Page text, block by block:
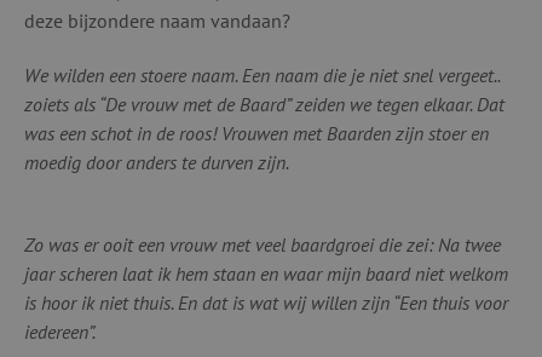
deze bijzondere naam vandaan?
We wilden een stoere naam. Een naam die je niet snel vergeet..
zoiets als “De vrouw met de Baard” zeiden we tegen elkaar. Dat
was een schot in de roos! Vrouwen met Baarden zijn stoer en
moedig door anders te durven zijn.
Zo was er ooit een vrouw met veel baardgroei die zei: Na twee
jaar scheren laat ik hem staan en waar mijn baard niet welkom
is hoor ik niet thuis. En dat is wat wij willen zijn “Een thuis voor
iedereen”.